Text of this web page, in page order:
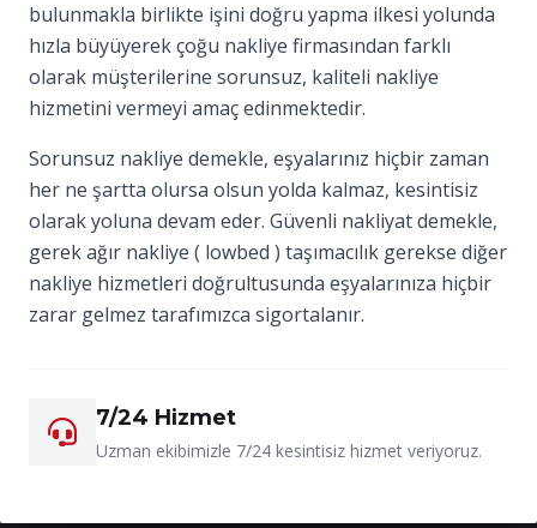
bulunmakla birlikte işini doğru yapma ilkesi yolunda
hızla büyüyerek çoğu nakliye firmasından farklı
olarak müşterilerine sorunsuz, kaliteli nakliye
hizmetini vermeyi amaç edinmektedir.
Sorunsuz nakliye demekle, eşyalarınız hiçbir zaman
her ne şartta olursa olsun yolda kalmaz, kesintisiz
olarak yoluna devam eder. Güvenli nakliyat demekle,
gerek ağır nakliye ( lowbed ) taşımacılık gerekse diğer
nakliye hizmetleri doğrultusunda eşyalarınıza hiçbir
zarar gelmez tarafımızca sigortalanır.
7/24 Hizmet
Uzman ekibimizle 7/24 kesintisiz hizmet veriyoruz.